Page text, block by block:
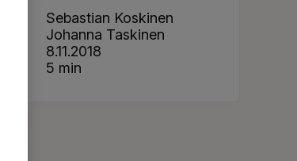
Sebastian Koskinen
Johanna Taskinen
8.11.2018
5 min